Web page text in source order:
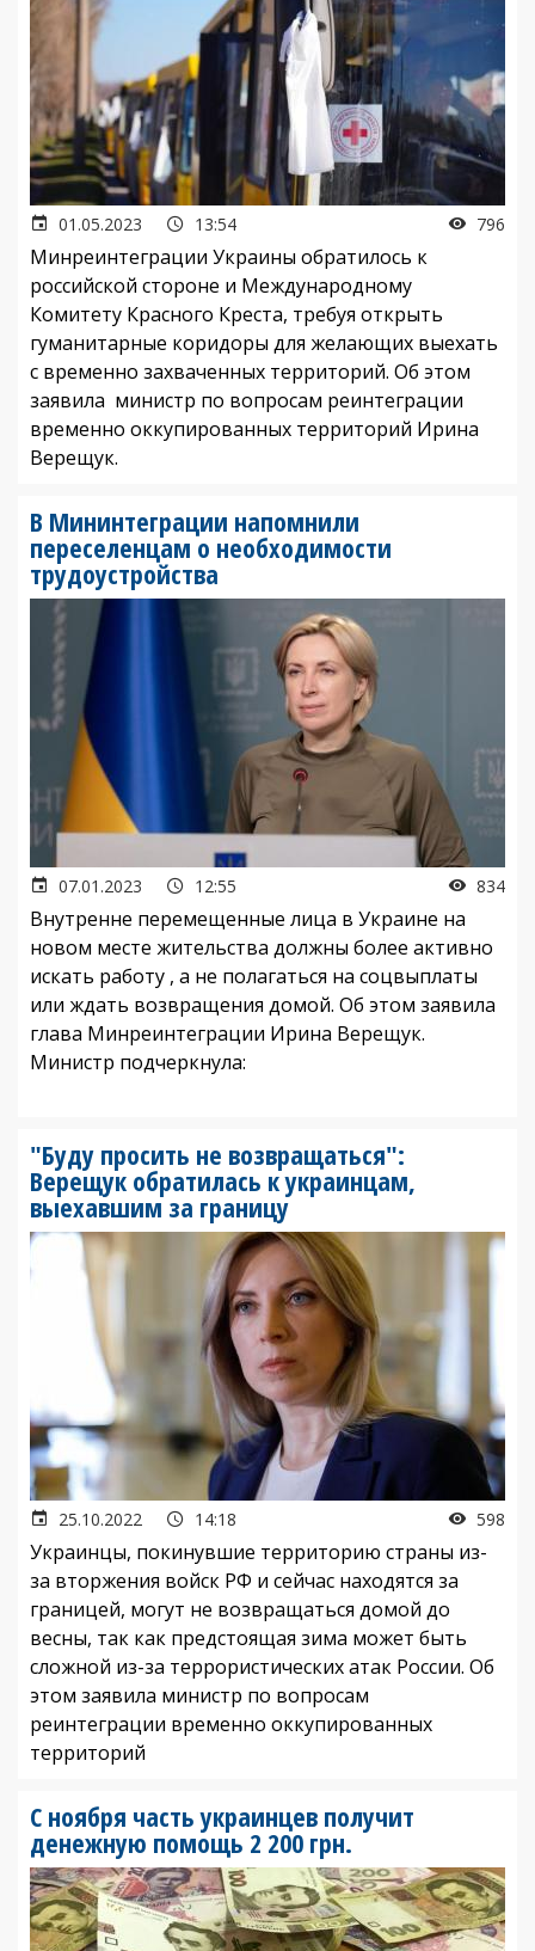
01.05.2023 13:54 796
Минреинтеграции Украины обратилось к
российской стороне и Международному
Комитету Красного Креста, требуя открыть
гуманитарные коридоры для желающих выехать
с временно захваченных территорий. Об этом
заявила министр по вопросам реинтеграции
временно оккупированных территорий Ирина
Верещук.
В Мининтеграции напомнили
переселенцам о необходимости
трудоустройства
07.01.2023 12:55 834
Внутренне перемещенные лица в Украине на
новом месте жительства должны более активно
искать работу , а не полагаться на соцвыплаты
или ждать возвращения домой. Об этом заявила
глава Минреинтеграции Ирина Верещук.
Министр подчеркнула:
"Буду просить не возвращаться":
Верещук обратилась к украинцам,
выехавшим за границу
25.10.2022 14:18 598
Украинцы, покинувшие территорию страны из-
за вторжения войск РФ и сейчас находятся за
границей, могут не возвращаться домой до
весны, так как предстоящая зима может быть
сложной из-за террористических атак России. Об
этом заявила министр по вопросам
реинтеграции временно оккупированных
территорий
С ноября часть украинцев получит
денежную помощь 2 200 грн.